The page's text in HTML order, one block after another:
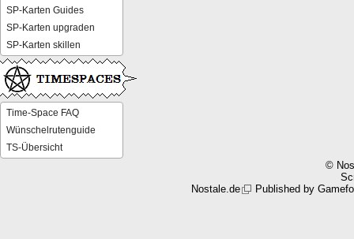
SP-Karten Guides
SP-Karten upgraden
SP-Karten skillen
Time-Space FAQ
Wünschelrutenguide
TS-Übersicht
©
Nostale.de
Published by